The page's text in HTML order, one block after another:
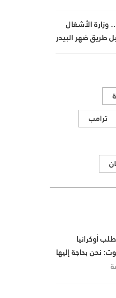
الأشغال
طريق ضهر البيدر
ترامب
أوكرانيا
نحن بحاجة إليها
الكثير